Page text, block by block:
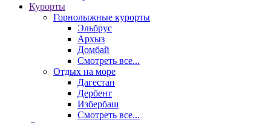
Курорты
Горнолыжные курорты
Эльбрус
Архыз
Домбай
Смотреть все...
Отдых на море
Дагестан
Дербент
Избербаш
Смотреть все...